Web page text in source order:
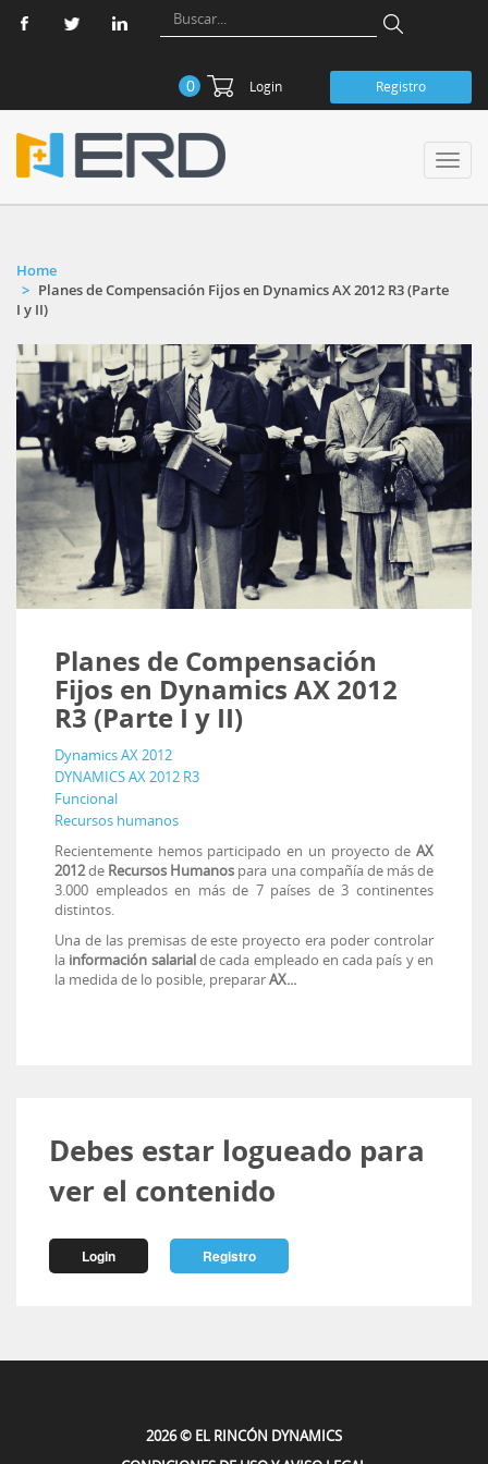
0 Login Registro
Home
Planes de Compensación Fijos en Dynamics AX 2012 R3 (Parte
I y II)
Planes de Compensación
Fijos en Dynamics AX 2012
R3 (Parte I y II)
Dynamics AX 2012
DYNAMICS AX 2012 R3
Funcional
Recursos humanos
Recientemente hemos participado en un proyecto de AX
2012de Recursos Humanos para una compañía de más de
3.000 empleados en más de 7 países de 3 continentes
distintos.
Una de las premisas de este proyecto era poder controlar
la información salarialde cada empleado en cada país y en
la medida de lo posible, prepararAX...
Debes estar logueado para
ver el contenido
Login Registro
2026 © EL RINCÓN DYNAMICS